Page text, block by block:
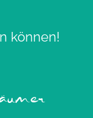
können!